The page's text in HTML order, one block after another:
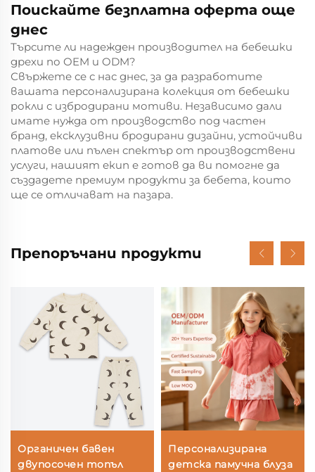
Поискайте безплатна оферта още
днес
Търсите ли надежден производител на бебешки
дрехи по OEM и ODM?
Свържете се с нас днес, за да разработите
вашата персонализирана колекция от бебешки
рокли с избродирани мотиви. Независимо дали
имате нужда от производство под частен
бранд, ексклузивни бродирани дизайни, устойчиви
платове или пълен спектър от производствени
услуги, нашият екип е готов да ви помогне да
създадете премиум продукти за бебета, които
ще се отличават на пазара.
Препоръчани продукти
Органичен бавен
двупосочен топъл
Персонализирана
детска памучна блуза